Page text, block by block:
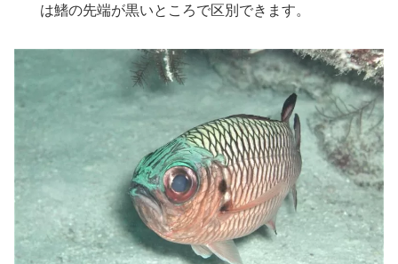
は鰭の先端が黒いところで区別できます。